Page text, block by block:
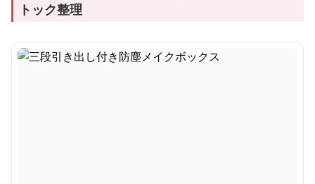
トック整理